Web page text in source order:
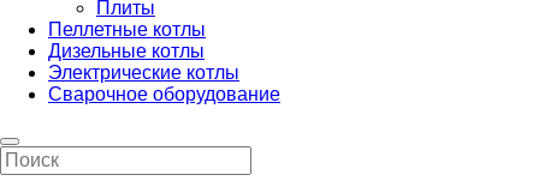
Плиты
Пеллетные котлы
Дизельные котлы
Электрические котлы
Сварочное оборудование